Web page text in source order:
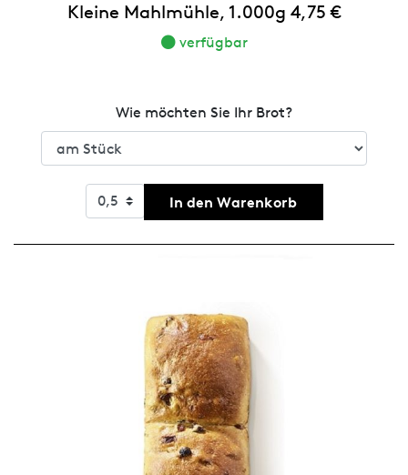
Kleine Mahlmühle, 1.000g 4,75 €
verfügbar
Wie möchten Sie Ihr Brot?
In den Warenkorb